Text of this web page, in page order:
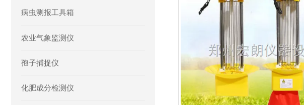
病虫测报工具箱
农业气象监测仪
孢子捕捉仪
化肥成分检测仪